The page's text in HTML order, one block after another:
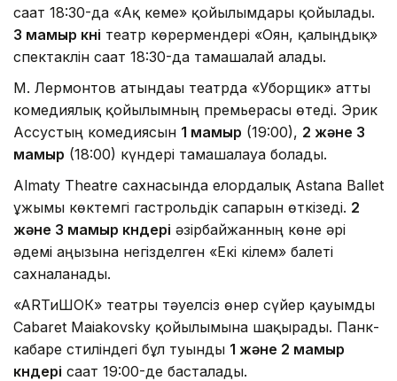
сағат 18:30-да «Ақ кеме» қойылымдары қойылады.
3 мамыр күні театр көрермендері «Оян, қалыңдық»
спектаклін сағат 18:30-да тамашалай алады.
М. Лермонтов атындағы театрда «Уборщик» атты
комедиялық қойылымның премьерасы өтеді. Эрик
Ассустың комедиясын 1 мамыр (19:00), 2 және 3
мамыр (18:00) күндері тамашалауға болады.
Almaty Theatre сахнасында елордалық Astana Ballet
ұжымы көктемгі гастрольдік сапарын өткізеді. 2
және 3 мамыр күндері әзірбайжанның көне әрі
әдемі аңызына негізделген «Екі кілем» балеті
сахналанады.
«ARТиШОК» театры тәуелсіз өнер сүйер қауымды
Cabaret Maiakovsky қойылымына шақырады. Панк-
кабаре стиліндегі бұл туынды 1 және 2 мамыр
күндері сағат 19:00-де басталады.